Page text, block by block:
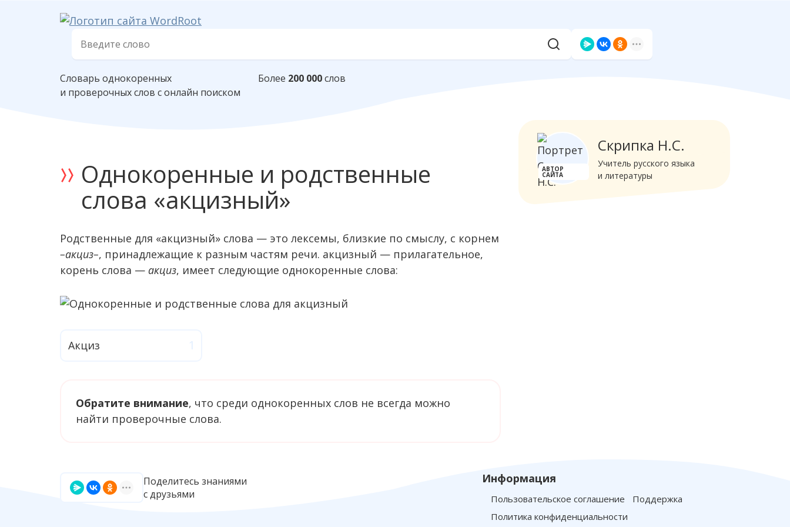
Словарь однокоренных
и проверочных слов с онлайн поиском
Более 200 000слов
Однокоренные и родственные
слова «акцизный»
Родственные для «акцизный» слова — это лексемы, близкие по смыслу, с корнем
–акциз–, принадлежащие к разным частям речи. акцизный — прилагательное,
корень слова — акциз, имеет следующие однокоренные слова:
Акциз
Обратите внимание, что среди однокоренных слов не всегда можно
найти проверочные слова.
АВТОР
САЙТА
Скрипка Н.С.
Учитель русского языка
и литературы
Информация
Пользовательское соглашение
Поддержка
Политика конфиденциальности
Поделитесь знаниями
с друзьями